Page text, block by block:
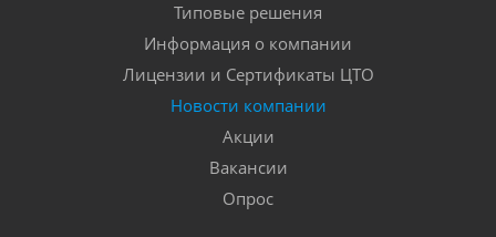
Типовые решения
Информация о компании
Лицензии и Сертификаты ЦТО
Новости компании
Акции
Вакансии
Опрос